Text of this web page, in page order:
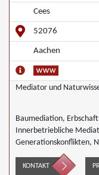
Cees
52076
Aachen
Mediator und
Baumediation,
Innerbetriebliche
Generationskonflikten,
KONTAKT